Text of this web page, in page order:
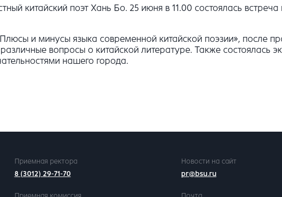
китайский поэт Хань Бо. 25 июня в 11.00 состоялась
и минусы языка современной китайской поэзии», после
вопросы о китайской литературе. Также состоялась
нашего города.
Приемная ректора
8 (3012) 29-71-70
Новости на сайт
pr@bsu.ru